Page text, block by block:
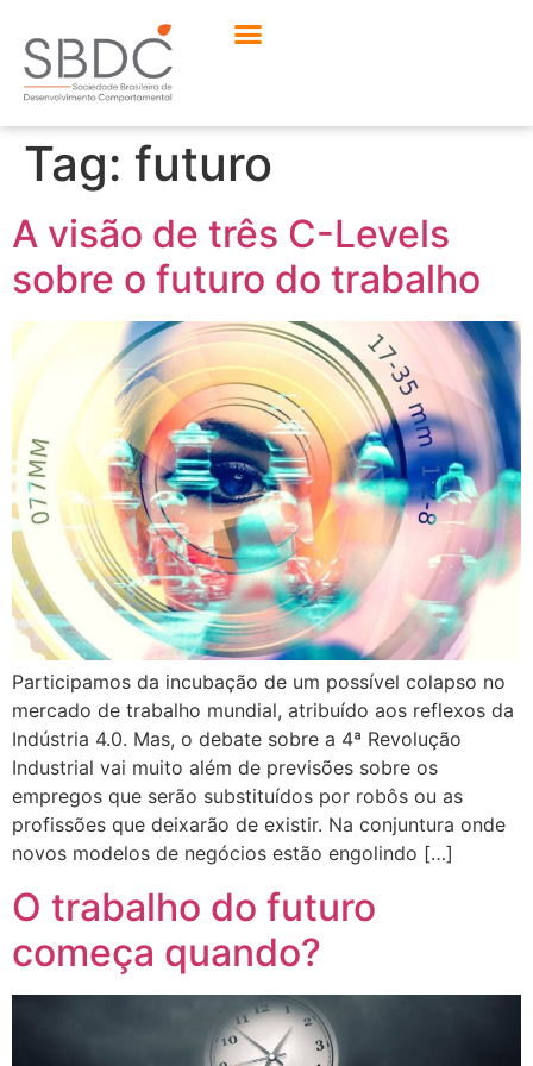
Tag: futuro
A visão de três C-Levels
sobre o futuro do trabalho
Participamos da incubação de um possível colapso no
mercado de trabalho mundial, atribuído aos reflexos da
Indústria 4.0. Mas, o debate sobre a 4ª Revolução
Industrial vai muito além de previsões sobre os
empregos que serão substituídos por robôs ou as
profissões que deixarão de existir. Na conjuntura onde
novos modelos de negócios estão engolindo […]
O trabalho do futuro
começa quando?